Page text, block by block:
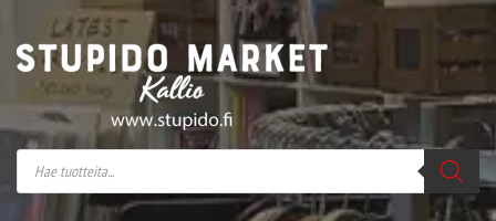
Stupido Market – verkossa ja kivijalassa
Stupido Market on vaihtoehtomusaan
erikoistunut verkko- sekä
kivijalkakauppa Helsingissä Kallion